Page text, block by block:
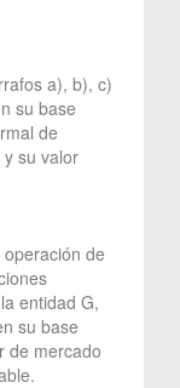
a), b), c)
su base
de
su valor
de
entidad G,
su base
de mercado